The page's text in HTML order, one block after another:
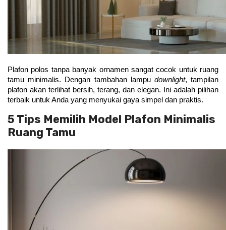
Plafon polos tanpa banyak ornamen sangat cocok untuk ruang
tamu minimalis. Dengan tambahan lampu downlight, tampilan
plafon akan terlihat bersih, terang, dan elegan. Ini adalah pilihan
terbaik untuk Anda yang menyukai gaya simpel dan praktis.
5 Tips Memilih Model Plafon Minimalis
Ruang Tamu